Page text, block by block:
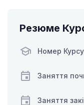
Резюме
Номер Курсу
Заняття
Заняття